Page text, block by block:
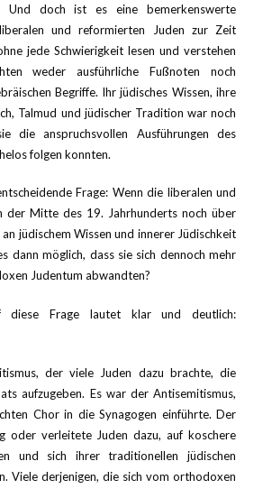
Und doch ist es eine bemerkenswerte
und reformierten Juden zur Zeit
jede Schwierigkeit lesen und verstehen
weder ausführliche Fußnoten noch
Begriffe. Ihr jüdisches Wissen, ihre
Talmud und jüdischer Tradition war noch
die anspruchsvollen Ausführungen des
folgen konnten.
Frage: Wenn die liberalen und
der Mitte des 19. Jahrhunderts noch über
jüdischem Wissen und innerer Jüdischkeit
dann möglich, dass sie sich dennoch mehr
Judentum abwandten?
diese Frage lautet klar und deutlich:
der viele Juden dazu brachte, die
aufzugeben. Es war der Antisemitismus,
Chor in die Synagogen einführte. Der
oder verleitete Juden dazu, auf koschere
und sich ihrer traditionellen jüdischen
Viele derjenigen, die sich vom orthodoxen